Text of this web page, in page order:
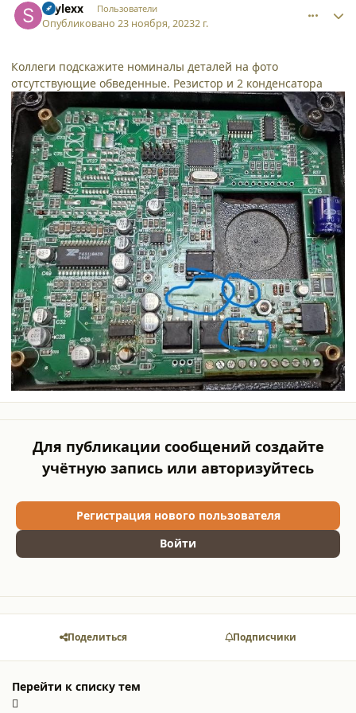
spylexx Пользователи
Опубликовано23 ноября, 20232 г.
Коллеги подскажите номиналы деталей на фото
отсутствующие обведенные. Резистор и 2 конденсатора
Для публикации сообщений создайте
учётную запись или авторизуйтесь
Регистрация нового пользователя
Войти
Поделиться Подписчики
Перейти к списку тем